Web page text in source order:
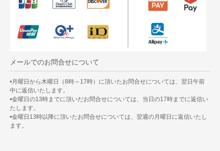
メールでのお問合せについて
•月曜日から木曜日（8時～17時）に頂いたお問合せについては、翌日午前
中に返信いたします。
•金曜日の13時までに頂いだお問合せについては、当日の17時までに返信い
たします。
•金曜日13時以降に頂いたお問合せについては、翌週の月曜日に返信いたし
ます。